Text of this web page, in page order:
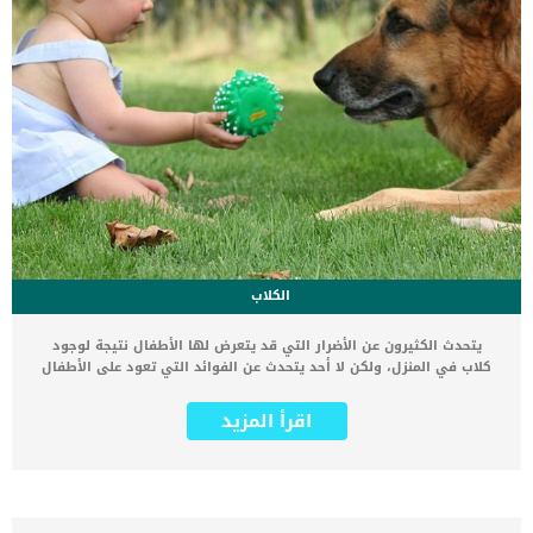
الكلاب
يتحدث الكثيرون عن الأضرار التي قد يتعرض لها الأطفال نتيجة لوجود
كلاب في المنزل، ولكن لا أحد يتحدث عن الفوائد التي تعود على الأطفال
التي تجعل الأطفال يكتسبون المزيد من الصحة والعافية، حيث أثبتت
الدراسات والأبحاث أن الأطفال الصغار الذين يعيشون مع الكلاب
اقرأ المزيد